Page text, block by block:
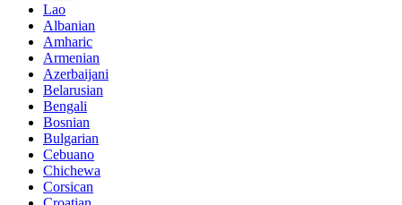
Lao
Albanian
Amharic
Armenian
Azerbaijani
Belarusian
Bengali
Bosnian
Bulgarian
Cebuano
Chichewa
Corsican